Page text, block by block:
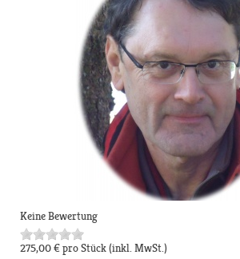
Keine Bewertung
275,00 €pro Stück(inkl. MwSt.)